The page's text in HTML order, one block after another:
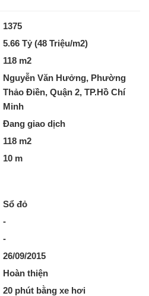
1375
5.66 Tỷ (48 Triệu/m2)
118 m2
Nguyễn Văn Hưởng, Phường
Thảo Điền, Quận 2, TP.Hồ Chí
Minh
Đang giao dịch
118 m2
10 m
Sổ đỏ
-
-
26/09/2015
Hoàn thiện
20 phút bằng xe hơi